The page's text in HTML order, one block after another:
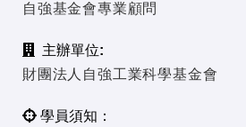
自強基金會專業顧問
主辦單位:
財團法人自強工業科學基金會
學員須知：